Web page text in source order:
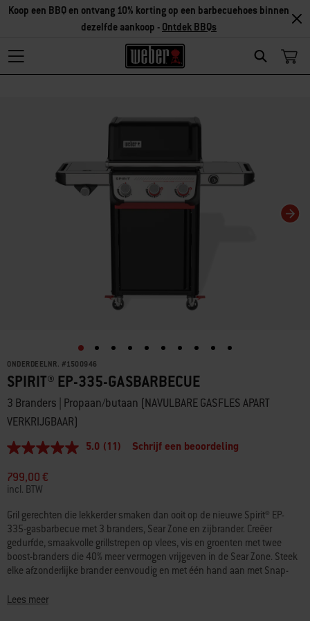
Search
Koop een BBQ en ontvang 10% korting op een barbecuehoes binnen
dezelfde aankoop - Ontdek BBQs
ONDERDEELNR. #1500946
SPIRIT® EP-335-GASBARBECUE
3 Branders | Propaan/butaan (NAVULBARE GASFLES APART
VERKRIJGBAAR)
5.0
5
sterren,
gemiddelde
scorewaarde.
Read
11
Reviews.
Dezelfde
paginalink.
5.0 (11) Schrijf een beoordeling
799,00 €
incl. BTW
Gril gerechten die lekkerder smaken dan ooit op de nieuwe Spirit® EP-
335-gasbarbecue met 3 branders, Sear Zone en zijbrander. Creëer
gedurfde, smaakvolle grillstrepen op vlees, vis en groenten met twee
boost-branders die 40% meer vermogen vrijgeven in de Sear Zone. Steek
elke afzonderlijke brander eenvoudig en met één hand aan met Snap-
hoge tot lage temperaturen en alles daartussenin. Zie de
Lees meer